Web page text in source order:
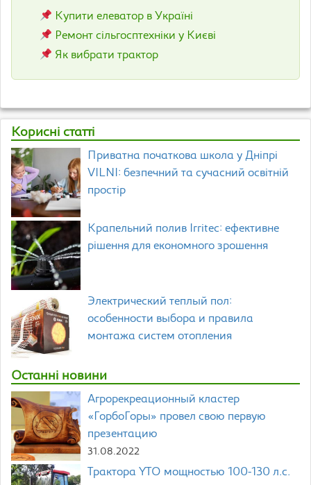
Купити елеватор в Україні
Ремонт сільгосптехніки у Києві
Як вибрати трактор
Корисні статті
Приватна початкова школа у Дніпрі
VILNI: безпечний та сучасний освітній
простір
Крапельний полив Irritec: ефективне
рішення для економного зрошення
Электрический теплый пол:
особенности выбора и правила
монтажа систем отопления
Останні новини
Агрорекреационный кластер
«ГорбоГоры» провел свою первую
презентацию
31.08.2022
Трактора YTO мощностью 100-130 л.с.